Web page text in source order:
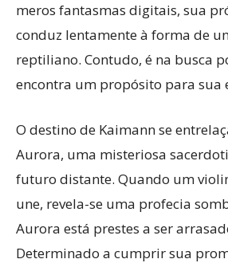
meros fantasmas digitais, sua
conduz lentamente à forma de
reptiliano. Contudo, é na busca
encontra um propósito para sua
O destino de Kaimann se
Aurora, uma misteriosa
futuro distante. Quando um
une, revela-se uma profecia
Aurora está prestes a ser
Determinado a cumprir sua